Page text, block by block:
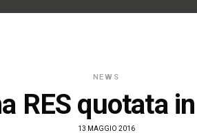
NEWS
RES quotata
13 MAGGIO 2016